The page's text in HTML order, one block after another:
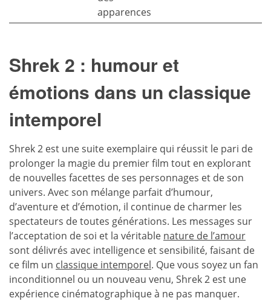
apparences
Shrek 2 : humour et
émotions dans un classique
intemporel
Shrek 2 est une suite exemplaire qui réussit le pari de
prolonger la magie du premier film tout en explorant
de nouvelles facettes de ses personnages et de son
univers. Avec son mélange parfait d’humour,
d’aventure et d’émotion, il continue de charmer les
spectateurs de toutes générations. Les messages sur
l’acceptation de soi et la véritable nature de l’amour
sont délivrés avec intelligence et sensibilité, faisant de
ce film un classique intemporel. Que vous soyez un fan
inconditionnel ou un nouveau venu, Shrek 2 est une
expérience cinématographique à ne pas manquer.